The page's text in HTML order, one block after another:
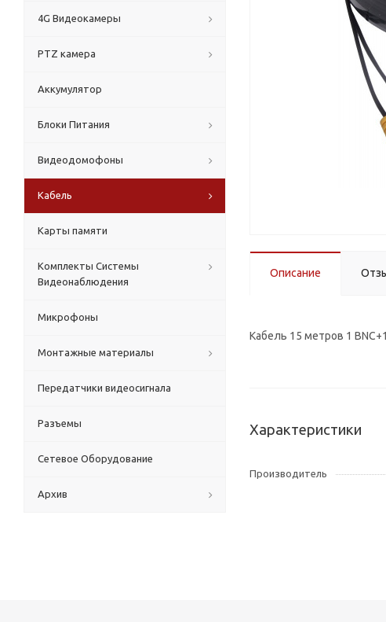
Описание
Кабель 15 метров 1
Характеристики
Производитель
4G Видеокамеры
PTZ камера
Аккумулятор
Блоки Питания
Видеодомофоны
Кабель
Карты памяти
Комплекты Системы
Видеонаблюдения
Микрофоны
Монтажные материалы
Передатчики видеосигнала
Разъемы
Сетевое Оборудование
Архив